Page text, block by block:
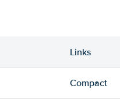
Links
Compact